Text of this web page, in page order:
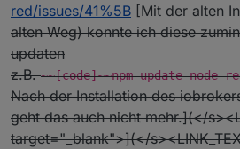
red/issues/41%5B [Mit der alten
alten Weg) konnte ich diese
updaten
z.B.~~[code]~~npm update node-
Nach der Installation des
geht das auch nicht mehr.](</
target="_blank">](</